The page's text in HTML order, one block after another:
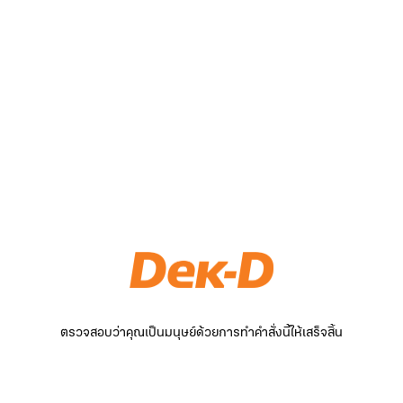
ตรวจสอบว่าคุณเป็นมนุษย์ด้วยการทำคำสั่งนี้ให้เสร็จสิ้น